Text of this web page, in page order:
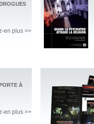
en plus >>
À
en plus >>